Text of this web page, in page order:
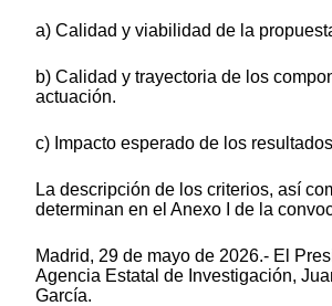
a) Calidad y viabilidad de la
b) Calidad y trayectoria de los
actuación.
c) Impacto esperado de los
La descripción de los criterios, así
determinan en el Anexo I de la
Madrid, 29 de mayo de 2026.- El
Agencia Estatal de Investigación,
García.